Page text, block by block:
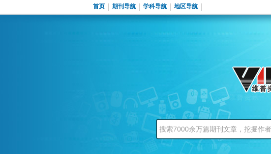
首页 期刊导航 学科导航 地区导航